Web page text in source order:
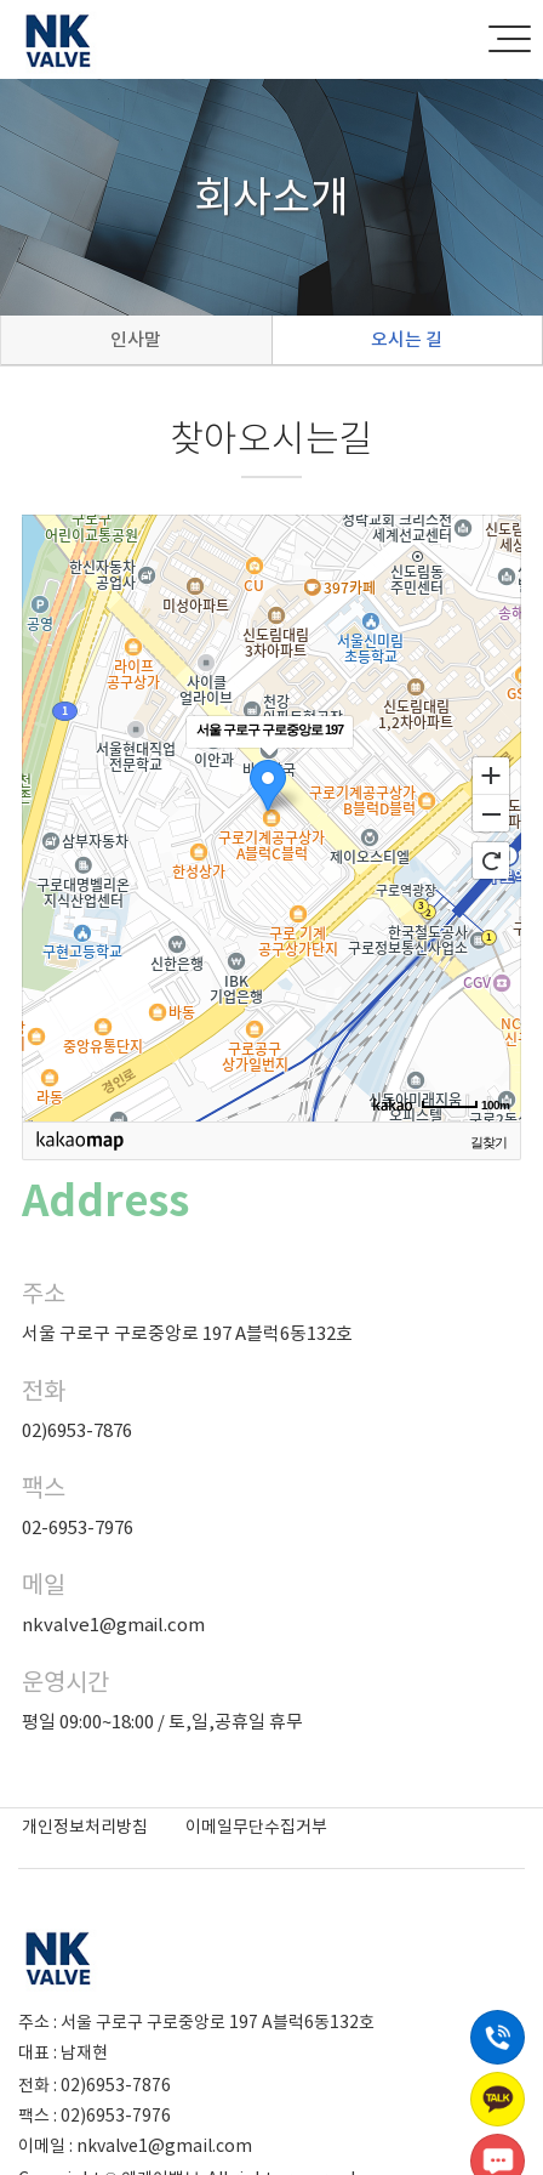
회사소개
인사말 오시는 길
찾아오시는길
서울 구로구 구로중앙로 197
100m
길찾기
Address
주소
서울 구로구 구로중앙로 197 A블럭6동132호
전화
02)6953-7876
팩스
02-6953-7976
메일
nkvalve1@gmail.com
운영시간
평일 09:00~18:00 / 토,일,공휴일 휴무
개인정보처리방침 이메일무단수집거부
주소 : 서울 구로구 구로중앙로 197 A블럭6동132호
대표 : 남재현
전화 : 02)6953-7876
팩스 : 02)6953-7976
이메일 : nkvalve1@gmail.com